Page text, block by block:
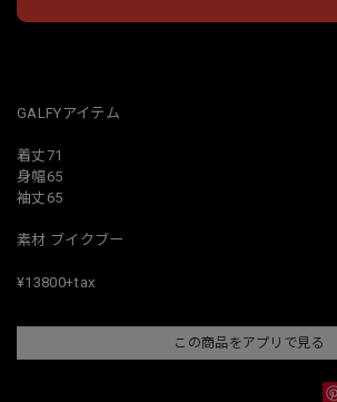
GALFYアイテム
着丈71
身幅65
袖丈65
素材 ブイクブー
¥13800+tax
この商品をアプリで見る